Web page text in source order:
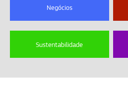
Negócios
Sustentabilidade